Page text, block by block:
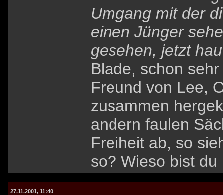
Umgang mit der
einen Jünger
gesehen, jetzt
Blade, schon
Freund von Lee,
zusammen
andern faulen
Freiheit ab, so
so? Wieso bist
27.11.2001, 11:40